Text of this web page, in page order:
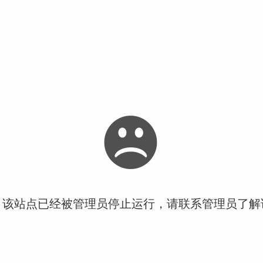
站点已经被管理员停止运行，请联系管理员了